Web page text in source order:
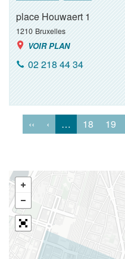
place Houwaert 1
1210 Bruxelles
VOIR PLAN
02 218 44 34
‹‹ ‹ … 18 19